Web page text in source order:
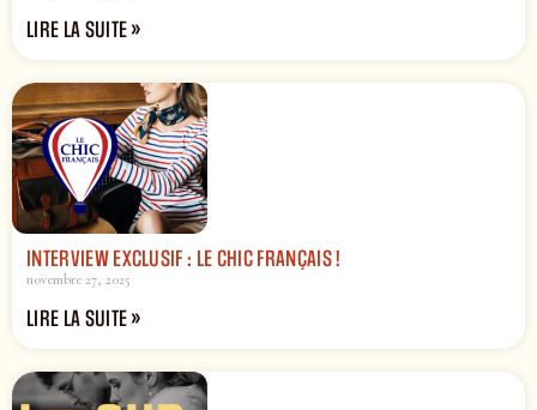
LIRE LA SUITE »
INTERVIEW EXCLUSIF : LE CHIC FRANÇAIS !
novembre 27, 2025
LIRE LA SUITE »